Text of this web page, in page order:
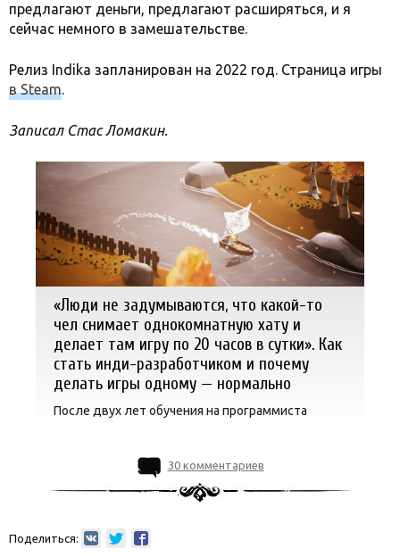
предлагают деньги, предлагают расширяться, и я
сейчас немного в замешательстве.
Релиз Indika запланирован на 2022 год. Страница игры
в Steam.
Записал Стас Ломакин.
«Люди не задумываются, что какой-то
чел снимает однокомнатную хату и
делает там игру по 20 часов в сутки». Как
стать инди-разработчиком и почему
делать игры одному — нормально
После двух лет обучения на программиста
игры. Спустя несколько лет его проекты уже
крутятся в «Стиме», набирая умеренную, но все
магистерскую программу «Технологии
разработки компьютерных игр» в ИТМО и
30 комментариев
Поделиться: